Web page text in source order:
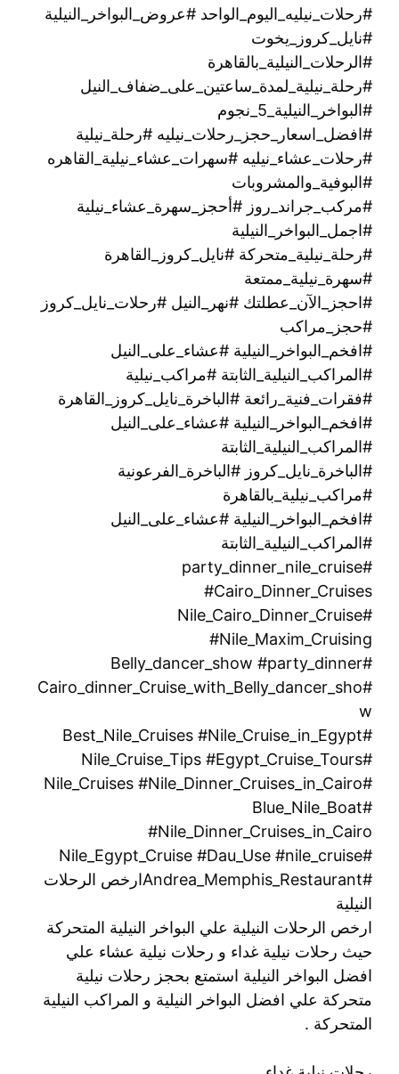
#رحلات_نيليه_اليوم_الواحد #عروض_البواخر_النيلية
#نايل_كروز_يخوت
#الرحلات_النيلية_بالقاهرة
#رحلة_نيلية_لمدة_ساعتين_على_ضفاف_النيل
#البواخر_النيلية_5_نجوم
#افضل_اسعار_حجز_رحلات_نيليه #رحلة_نيلية
#رحلات_عشاء_نيليه #سهرات_عشاء_نيلية_القاهره
#البوفية_والمشروبات
#مركب_جراند_روز #أحجز_سهرة_عشاء_نيلية
#اجمل_البواخر_النيلية
#رحلة_نيلية_متحركة ‫#نايل_كروز_القاهرة
#سهرة_نيلية_ممتعة
#احجز_الآن_عطلتك #نهر_النيل #رحلات_نايل_كروز
#حجز_مراكب
#افخم_البواخر_النيلية #عشاء_على_النيل
#المراكب_النيلية_الثابتة #مراكب_نيلية
#فقرات_فنية_رائعة #الباخرة_نايل_كروز_القاهرة
#افخم_البواخر_النيلية #عشاء_على_النيل
#المراكب_النيلية_الثابتة
#الباخرة_نايل_كروز #الباخرة_الفرعونية
#مراكب_نيلية_بالقاهرة
#افخم_البواخر_النيلية #عشاء_على_النيل
#المراكب_النيلية_الثابتة
#party_dinner_nile_cruise
#Cairo_Dinner_Cruises
#Nile_Cairo_Dinner_Cruise
#Nile_Maxim_Cruising
#Belly_dancer_show #party_dinner
#Cairo_dinner_Cruise_with_Belly_dancer_sho
w
#Best_Nile_Cruises #Nile_Cruise_in_Egypt
#Nile_Cruise_Tips #Egypt_Cruise_Tours
#Nile_Cruises #Nile_Dinner_Cruises_in_Cairo
#Blue_Nile_Boat
#Nile_Dinner_Cruises_in_Cairo
#Nile_Egypt_Cruise #Dau_Use #nile_cruise
#Andrea_Memphis_Restaurantارخص الرحلات
النيلية
ارخص الرحلات النيلية علي البواخر النيلية المتحركة
حيث رحلات نيلية غداء و رحلات نيلية عشاء علي
افضل البواخر النيلية استمتع بحجز رحلات نيلية
متحركة علي افضل البواخر النيلية و المراكب النيلية
المتحركة .